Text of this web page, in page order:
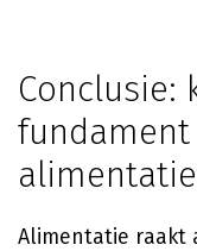
Conclusie:
Alimentatie raakt